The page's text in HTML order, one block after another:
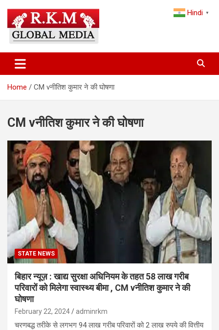
content
Latest Hindi News & Breaking
News – RKM Global Media
and the World
Home CM vनीतिश कुमार ने की घोषणा
CM vनीतिश कुमार ने की घोषणा
STATE NEWS
बिहार न्यूज़ : खाद्य सुरक्षा अधिनियम के तहत 58 लाख गरीब
परिवारों को मिलेगा स्वास्थ्य बीमा , CM vनीतिश कुमार ने की
घोषणा
February 22, 2024 adminrkm
चरणबद्ध तरीके से लगभग 94 लाख गरीब परिवारों को 2 लाख रुपये की वित्तीय
Hindi ▼